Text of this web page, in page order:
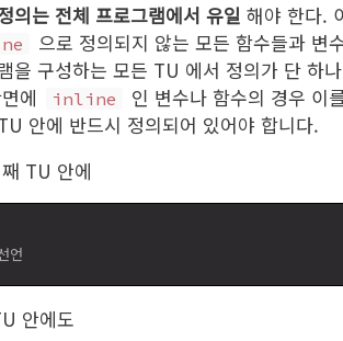
의는 전체 프로그램에서 유일 해야 한다.
으로 정의되지 않는 모든 함수들과 변
을 구성하는 모든 TU 에서 정의가 단 하나
에
inline
인 변수나 함수의 경우 이
안에 반드시 정의되어 있어야 합니다.
TU 안에
언
안에도